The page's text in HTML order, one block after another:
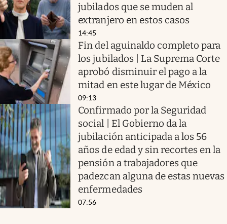
jubilados que se muden al
extranjero en estos casos
14:45
Fin del aguinaldo completo para
los jubilados | La Suprema Corte
aprobó disminuir el pago a la
mitad en este lugar de México
09:13
Confirmado por la Seguridad
social | El Gobierno da la
jubilación anticipada a los 56
años de edad y sin recortes en la
pensión a trabajadores que
padezcan alguna de estas nuevas
enfermedades
07:56